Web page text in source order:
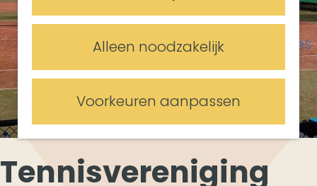
Alleen noodzakelijk
Voorkeuren aanpassen
e
p
a
g
e
Vergaderlocaties
Evenementenlocaties
Tennisvereniging